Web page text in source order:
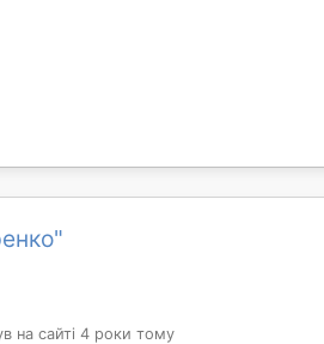
на сайті 4 роки тому